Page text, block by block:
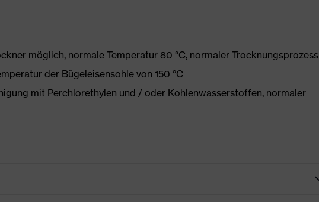
möglich, normale Temperatur 80 °C, normaler Trocknungsprozess
der Bügeleisensohle von 150 °C
mit Perchlorethylen und / oder Kohlenwasserstoffen, normaler